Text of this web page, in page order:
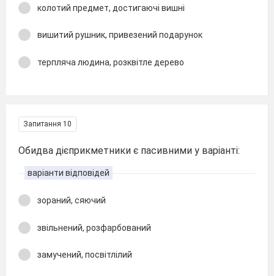
колотий предмет, достигаючі вишні
вишитий рушник, привезений подарунок
терпляча людина, розквітле дерево
Запитання 10
Обидва дієприкметники є пасивними у варіанті:
варіанти відповідей
зораний, сяючий
звільнений, розфарбований
замучений, посвітлілий